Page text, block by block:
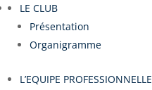
LE CLUB
Présentation
Organigramme
L’EQUIPE PROFESSIONNELLE